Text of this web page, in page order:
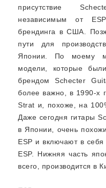
присутствие
независимым от
брендинга в США.
пути для
Японии. По моему
модели, которые
брендом Schecter
более важно, в 1990-х
Strat и, похоже, на
Даже сегодня гитары
в Японии, очень
ESP и включают в себя
ESP. Нижняя часть
всего, производится в